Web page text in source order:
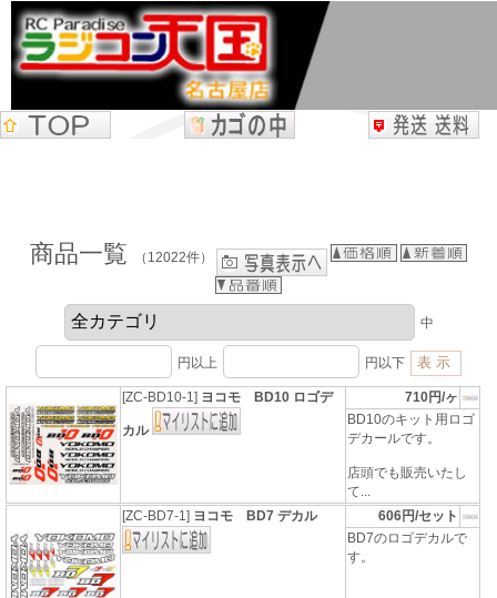
商品一覧 （12022件）
中
円以上 円以下
[ZC-BD10-1] ヨコモ BD10 ロゴデ
カル
710円/ヶ
BD10のキット用ロゴ
デカールです。
店頭でも販売いたし
て...
[ZC-BD7-1] ヨコモ BD7 デカル
606円/セット
BD7のロゴデカルで
す。